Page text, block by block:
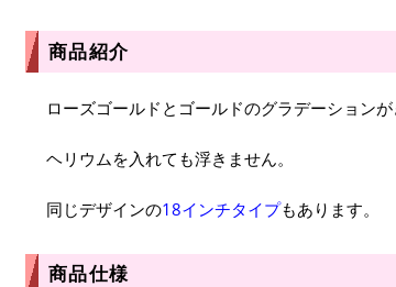
商品紹介
ローズゴールドとゴールドのグラデーション
ヘリウムを入れても浮きません。
同じデザインの18インチタイプもあります。
商品仕様